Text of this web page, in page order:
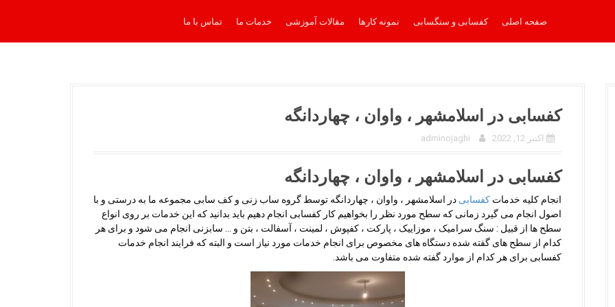
تماس با ما خدمات ما مقالات آموزشی نمونه کارها کفسابی و سنگسابی صفحه اصلی
کفسابی در اسلامشهر ، واوان ، چهاردانگه
اکتبر 12, 2022 adminojaghi
کفسابی در اسلامشهر ، واوان ، چهاردانگه
انجام کلیه خدمات کفسابی در اسلامشهر ، واوان ، چهاردانگه توسط گروه ساب زنی و کف سابی مجموعه ما به درستی و با
اصول انجام می گیرد زمانی که سطح مورد نظر را بخواهیم کار کفسابی انجام دهیم باید بدانید که این خدمات بر روی انواع
سطح ها از قبیل : سنگ سرامیک ، موزاییک ، پارکت ، کفپوش ، لمینت ، آسفالت ، بتن و … سابزنی انجام می شود و برای هر
کدام از سطح های گفته شده دستگاه های مخصوص برای انجام خدمات مورد نیاز است و البته که فرایند انجام خدمات
کفسابی برای هر کدام از موارد گفته شده متفاوت می باشد.